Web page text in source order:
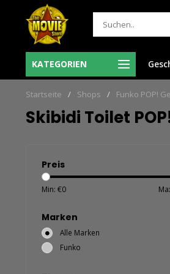
KATEGORIEN
besteld = de volgende
in huis!
Startseite / Shops / Funko POP!
Skibidi Toilet
Preis
Min: €0
Marken
Alle Marken
Funko